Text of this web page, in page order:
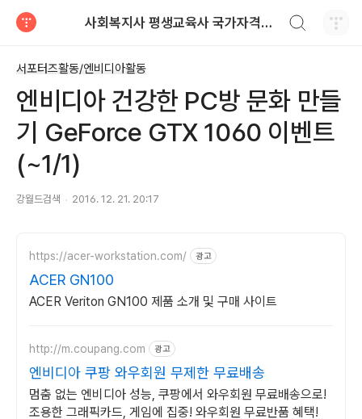
사회복지사 평생교육사 국가자격증 레포트 자료
서포터즈활동/엔비디아활동
엔비디아 건강한 PC방 문화 만들
기 GeForce GTX 1060 이벤트
(~1/1)
강월드검색 2016. 12. 21. 20:17
https://acer-workstation.com/ 광고
ACER GN100
ACER Veriton GN100 제품 소개 및 구매 사이트
http://m.coupang.com 광고
엔비디아 쿠팡 와우회원 무제한 무료배송
멈춤 없는 엔비디아 성능, 쿠팡에서 와우회원 무료배송으로!
조용한 그래픽카드, 게임에 집중! 와우회원 무료반품 혜택!